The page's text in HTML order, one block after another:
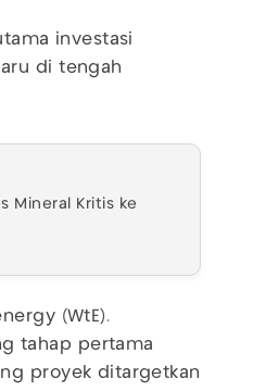
investasi
di tengah
Mineral Kritis ke
(WtE).
tahap pertama
proyek ditargetkan